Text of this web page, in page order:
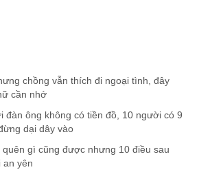
chồng vẫn thích đi ngoại tình, đây
cần nhớ
đàn ông không có tiền đồ, 10 người có 9
dại dây vào
gì cũng được nhưng 10 điều sau
an yên